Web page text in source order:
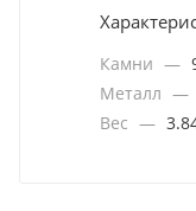
Камни —
Металл —
Вес —